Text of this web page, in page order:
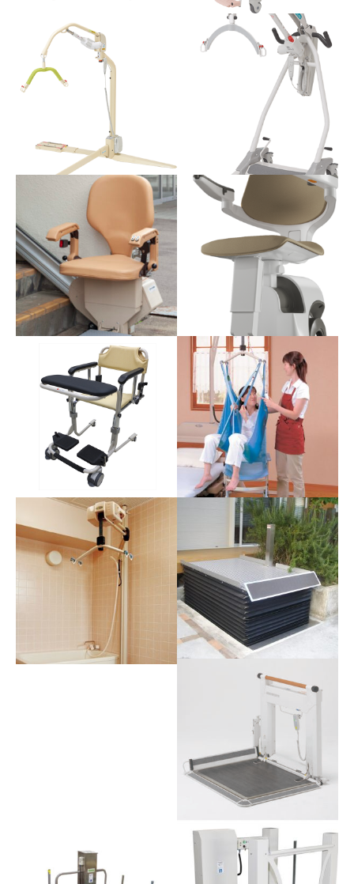
型と、座面下のレバーで手動
旋回させる手動型の2種類があ
ります。
S100アウトドア
直線階段用のS100は安全性と
快適さを追求した階段昇降機
です。操作は手元のレバーを
倒すだけの簡単操作で、上階
での昇降は自動旋回する自動
型と、座面下のレバーで手動
旋回させる手動型の2種類があ
誰でも、いつでも、どこで
も、手軽に。マッスルスーツ
エブリィは、空気圧によって
動くアシストスーツ。
リフト付シャワーキャリ
電動チルト機能付でリラック
スして入浴できます。 収納式
のまたぎサポートがついてい
ますので、浴槽へのスライド
がスムーズに行えます。
リフト付シャワーキャリ
ー LS-310
無理な介助姿勢によって引き
起こる腰痛などを防ぐため、
シートの高さを場面ごとに介
助しやすい高さに電動で昇降
ベッドサイド用リフト IL-
200
IL-200は、ベッドを持上げる
事なく、置くだけで設置で
き、腰痛を予防します。
移動式リフト EL-580
抱え上げ介助による身体的な
負担やリフト操作のわずらわ
しさを大きく軽減したスタイ
リッシュな移動式リフトで
す。
楽ちん号KS-C
屋外環境に耐えられる強靭ボ
ディに、安心･快適の乗り心
地。 いす・レールとも、風雨
に強い耐久設計。 最大55度ま
での急勾配にも設置可能。
TKE S200
屋外環境に耐えられる強靭ボ
ディに、安心･快適の乗り心
ご利用者の離床機会を増や
し、介護者の負担を減らしま
Ⅱ(ベッドセット)
ベッドのスペースを利用して
設置する省スペース設計。ベ
ッド下にフレームを入れるだ
けの簡単な設置でご利用いた
だけます。
で。省スペース設計なので、
狭い場所にも設置可能です。
もちあげくん
車いすのまま部屋から外へ出
段差解消機。